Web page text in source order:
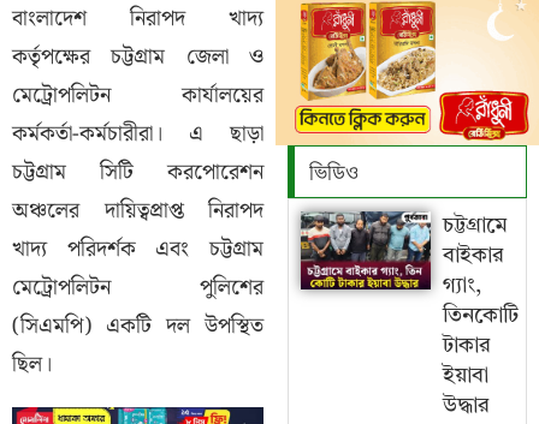
বাংলাদেশ নিরাপদ খাদ্য
কর্তৃপক্ষের চট্টগ্রাম জেলা ও
মেট্রোপলিটন কার্যালয়ের
কর্মকর্তা-কর্মচারীরা। এ ছাড়া
চট্টগ্রাম সিটি করপোরেশন
অঞ্চলের দায়িত্বপ্রাপ্ত নিরাপদ
খাদ্য পরিদর্শক এবং চট্টগ্রাম
মেট্রোপলিটন পুলিশের
(সিএমপি) একটি দল উপস্থিত
ছিল।
ভিডিও
চট্টগ্রামে
বাইকার
গ্যাং,
তিনকোটি
টাকার
ইয়াবা
উদ্ধার